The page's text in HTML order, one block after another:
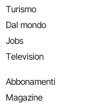
Turismo
Dal mondo
Jobs
Television
Abbonamenti
Magazine